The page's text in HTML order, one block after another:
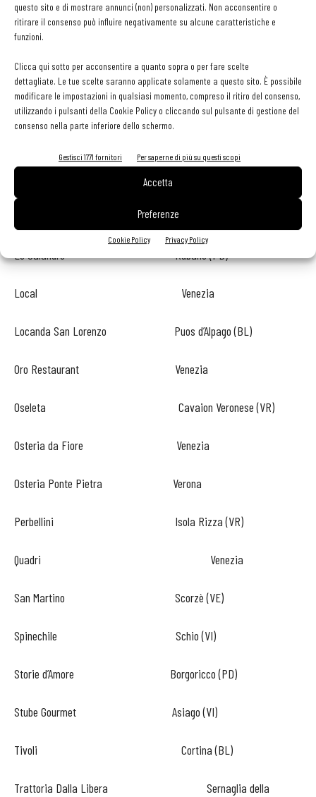
questo sito e di mostrare annunci (non) personalizzati. Non acconsentire o
ritirare il consenso può influire negativamente su alcune caratteristiche e
funzioni.
Clicca qui sotto per acconsentire a quanto sopra o per fare scelte
dettagliate. Le tue scelte saranno applicate solamente a questo sito. È possibile
modificare le impostazioni in qualsiasi momento, compreso il ritiro del consenso,
utilizzando i pulsanti della Cookie Policy o cliccando sul pulsante di gestione del
consenso nella parte inferiore dello schermo.
Gestisci 1771 fornitori Per saperne di più su questi scopi
Accetta
Preferenze
Cookie Policy Privacy Policy
La Corte Follina (TV)
La Locanda di Piero Montecchio Precalcino (VI)
La Montecchia Selvazzano Dentro (PD)
La Tana Gourmet Asiago (VI)
Lazzaro 1915 Pontelongo (PD)
Le Calandre Rubano (PD)
Local Venezia
Locanda San Lorenzo Puos d’Alpago (BL)
Oro Restaurant Venezia
Oseleta Cavaion Veronese (VR)
Osteria da Fiore Venezia
Osteria Ponte Pietra Verona
Perbellini Isola Rizza (VR)
Quadri Venezia
San Martino Scorzè (VE)
Spinechile Schio (VI)
Storie d’Amore Borgoricco (PD)
Stube Gourmet Asiago (VI)
Tivoli Cortina (BL)
Trattoria Dalla Libera Sernaglia della